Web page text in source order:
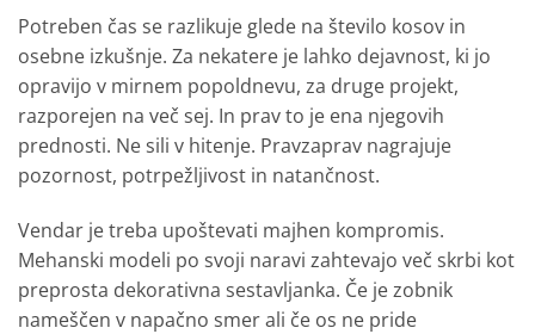
Potreben čas se razlikuje glede na število kosov in
osebne izkušnje. Za nekatere je lahko dejavnost, ki jo
opravijo v mirnem popoldnevu, za druge projekt,
razporejen na več sej. In prav to je ena njegovih
prednosti. Ne sili v hitenje. Pravzaprav nagrajuje
pozornost, potrpežljivost in natančnost.
Vendar je treba upoštevati majhen kompromis.
Mehanski modeli po svoji naravi zahtevajo več skrbi kot
preprosta dekorativna sestavljanka. Če je zobnik
nameščen v napačno smer ali če os ne pride